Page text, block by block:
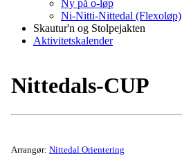
Ny på o-løp
Ni-Nitti-Nittedal (Flexoløp)
Skautur'n og Stolpejakten
Aktivitetskalender
Nittedals-CUP
Arrangør: Nittedal Orientering